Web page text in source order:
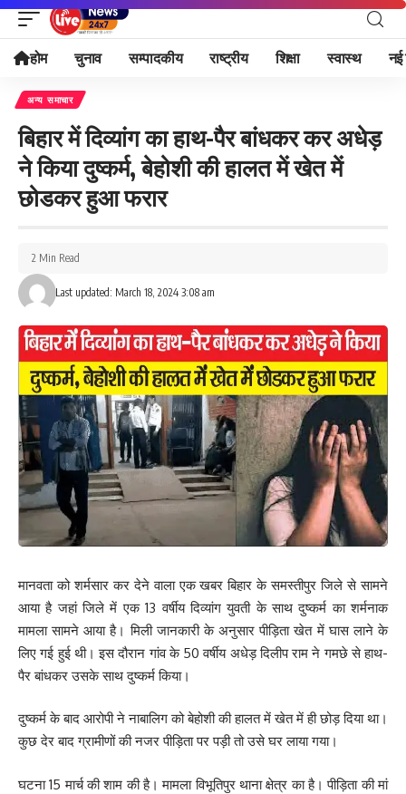
होम चुनाव सम्पादकीय राष्ट्रीय शिक्षा स्वास्थ नई
अन्य समाचार
बिहार में दिव्यांग का हाथ-पैर बांधकर कर अधेड़
ने किया दुष्कर्म, बेहोशी की हालत में खेत में
छोडकर हुआ फरार
Last updated: March 18, 2024 3:08 am
2 Min Read
मानवता को शर्मसार कर देने वाला एक खबर बिहार के समस्तीपुर जिले से सामने
आया है जहां जिले में एक 13 वर्षीय दिव्यांग युवती के साथ दुष्कर्म का शर्मनाक
मामला सामने आया है। मिली जानकारी के अनुसार पीड़िता खेत में घास लाने के
लिए गई हुई थी। इस दौरान गांव के 50 वर्षीय अधेड़ दिलीप राम ने गमछे से हाथ-
पैर बांधकर उसके साथ दुष्कर्म किया।
दुष्कर्म के बाद आरोपी ने नाबालिग को बेहोशी की हालत में खेत में ही छोड़ दिया था।
कुछ देर बाद ग्रामीणों की नजर पीड़िता पर पड़ी तो उसे घर लाया गया।
घटना 15 मार्च की शाम की है। मामला विभूतिपुर थाना क्षेत्र का है। पीड़िता की मां